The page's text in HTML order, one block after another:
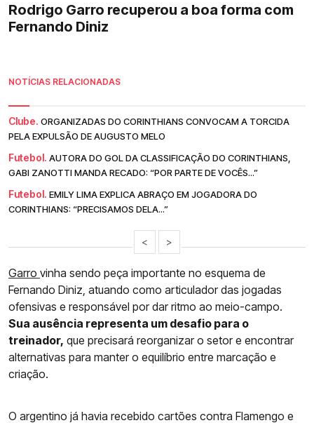
Rodrigo Garro recuperou a boa forma com
Fernando Diniz
NOTÍCIAS RELACIONADAS
Clube. ORGANIZADAS DO CORINTHIANS CONVOCAM A TORCIDA
PELA EXPULSÃO DE AUGUSTO MELO
Futebol. AUTORA DO GOL DA CLASSIFICAÇÃO DO CORINTHIANS,
GABI ZANOTTI MANDA RECADO: “POR PARTE DE VOCÊS...”
Futebol. EMILY LIMA EXPLICA ABRAÇO EM JOGADORA DO
CORINTHIANS: “PRECISAMOS DELA...”
< >
Garro vinha sendo peça importante no esquema de
Fernando Diniz, atuando como articulador das jogadas
ofensivas e responsável por dar ritmo ao meio-campo.
Sua ausência representa um desafio para o
treinador, que precisará reorganizar o setor e encontrar
alternativas para manter o equilíbrio entre marcação e
criação.
O argentino já havia recebido cartões contra Flamengo e